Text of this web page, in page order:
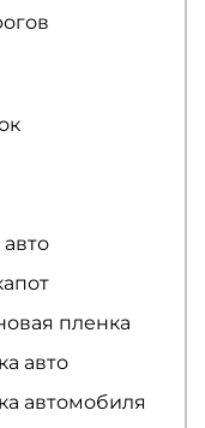
пленка
авто
автомобиля